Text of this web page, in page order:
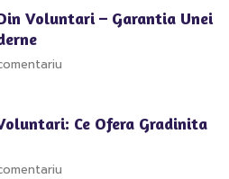
Voluntari – Garantia Unei
Ce Ofera Gradinita